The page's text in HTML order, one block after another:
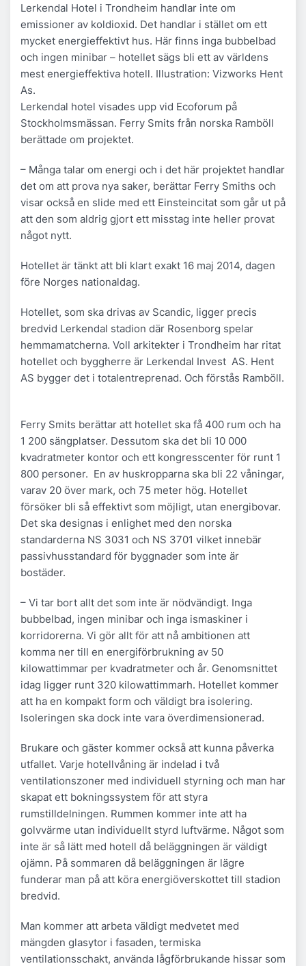
Lerkendal Hotel i Trondheim handlar inte om
emissioner av koldioxid. Det handlar i stället om ett
mycket energieffektivt hus. Här finns inga bubbelbad
och ingen minibar – hotellet sägs bli ett av världens
mest energieffektiva hotell. Illustration: Vizworks Hent
As.
Lerkendal hotel visades upp vid Ecoforum på
Stockholmsmässan. Ferry Smits från norska Ramböll
berättade om projektet.
– Många talar om energi och i det här projektet handlar
det om att prova nya saker, berättar Ferry Smiths och
visar också en slide med ett Einsteincitat som går ut på
att den som aldrig gjort ett misstag inte heller provat
något nytt.
Hotellet är tänkt att bli klart exakt 16 maj 2014, dagen
före Norges nationaldag.
Hotellet, som ska drivas av Scandic, ligger precis
bredvid Lerkendal stadion där Rosenborg spelar
hemmamatcherna. Voll arkitekter i Trondheim har ritat
hotellet och byggherre är Lerkendal Invest AS. Hent
AS bygger det i totalentreprenad. Och förstås Ramböll.
Ferry Smits berättar att hotellet ska få 400 rum och ha
1 200 sängplatser. Dessutom ska det bli 10 000
kvadratmeter kontor och ett kongresscenter för runt 1
800 personer. En av huskropparna ska bli 22 våningar,
varav 20 över mark, och 75 meter hög. Hotellet
försöker bli så effektivt som möjligt, utan energibovar.
Det ska designas i enlighet med den norska
standarderna NS 3031 och NS 3701 vilket innebär
passivhusstandard för byggnader som inte är
bostäder.
– Vi tar bort allt det som inte är nödvändigt. Inga
bubbelbad, ingen minibar och inga ismaskiner i
korridorerna. Vi gör allt för att nå ambitionen att
komma ner till en energiförbrukning av 50
kilowattimmar per kvadratmeter och år. Genomsnittet
idag ligger runt 320 kilowattimmarh. Hotellet kommer
att ha en kompakt form och väldigt bra isolering.
Isoleringen ska dock inte vara överdimensionerad.
Brukare och gäster kommer också att kunna påverka
utfallet. Varje hotellvåning är indelad i två
ventilationszoner med individuell styrning och man har
skapat ett bokningssystem för att styra
rumstilldelningen. Rummen kommer inte att ha
golvvärme utan individuellt styrd luftvärme. Något som
inte är så lätt med hotell då beläggningen är väldigt
ojämn. På sommaren då beläggningen är lägre
funderar man på att köra energiöverskottet till stadion
bredvid.
Man kommer att arbeta väldigt medvetet med
mängden glasytor i fasaden, termiska
ventilationsschakt, använda lågförbrukande hissar som